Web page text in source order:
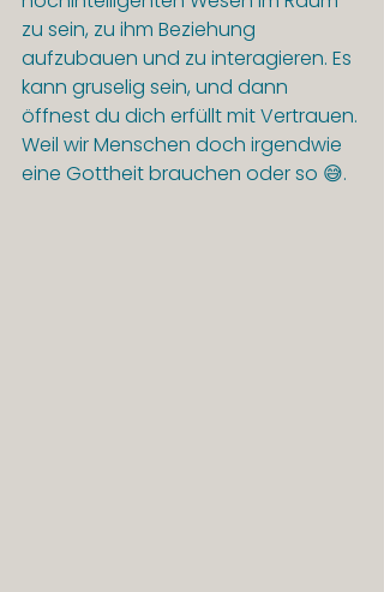
zu sein, zu ihm Beziehung
aufzubauen und zu interagieren. Es
kann gruselig sein, und dann
öffnest du dich erfüllt mit Vertrauen.
Weil wir Menschen doch irgendwie
eine Gottheit brauchen oder so 😅.